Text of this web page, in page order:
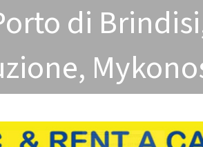
di Brindisi
,